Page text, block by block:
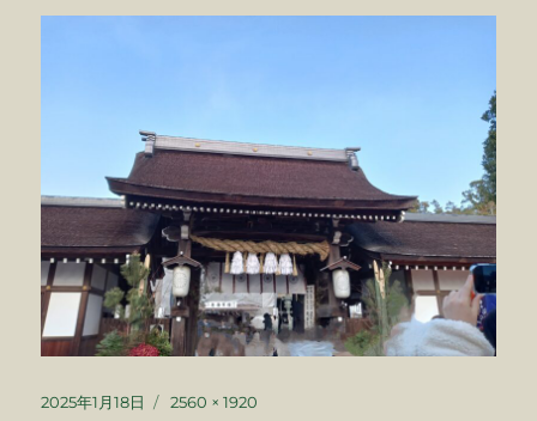
投
2025年1月18日
フ
2560 × 1920